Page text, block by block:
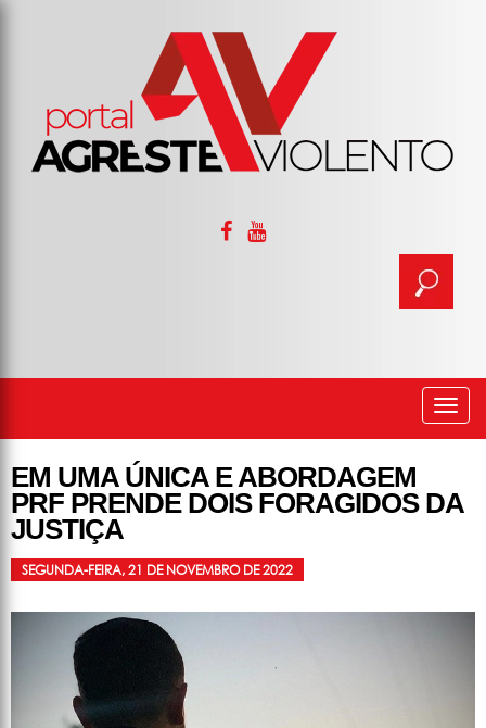
EM UMA ÚNICA E ABORDAGEM
PRF PRENDE DOIS FORAGIDOS DA
JUSTIÇA
SEGUNDA-FEIRA, 21 DE NOVEMBRO DE 2022